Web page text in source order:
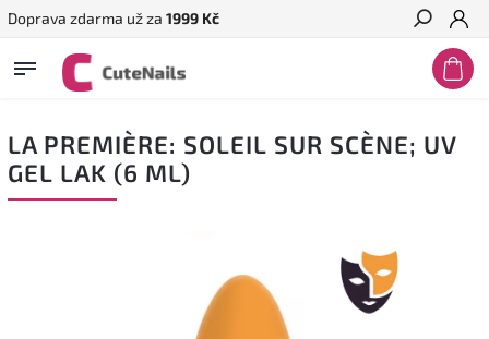
Doprava zdarma už za 1999 Kč
Hledat
LA PREMIÈRE: SOLEIL SUR SCÈNE; UV
GEL LAK (6 ML)